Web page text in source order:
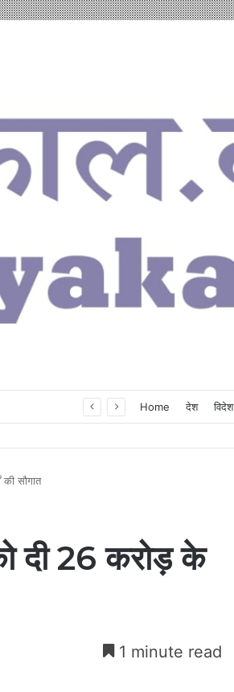
Home देश विदेश
की सौगात
दी 26 करोड़ के
1 minute read